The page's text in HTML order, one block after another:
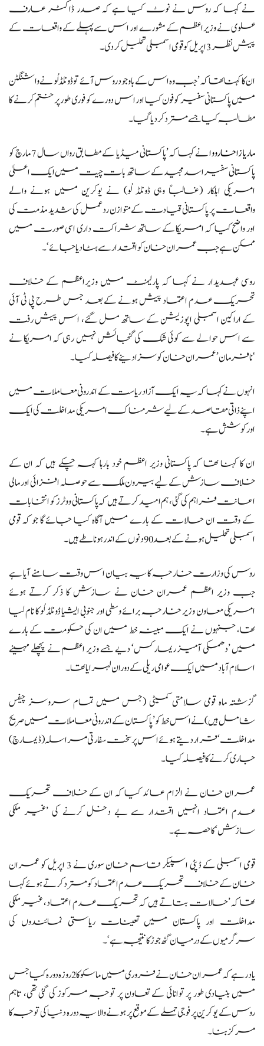
نے کہا کہ روس نے نوٹ کیا ہے کہ صدر ڈاکٹر عارف
علوی نے وزیر اعظم کے مشورے اور اس سے پہلے کے واقعات کے
پیش نظر 3 اپریل کو قومی اسمبلی تحلیل کر دی۔
ان کا کہنا تھا کہ ’جب وہ اس کے باوجود روس آئے تو ڈونلڈ لُو نے واشنگٹن
میں پاکستانی سفیر کو فون کیا اور اس دورے کو فوری طور پر ختم کرنے کا
مطالبہ کیا جسے مسترد کر دیا گیا۔
ماریا زاخارووا
نے کہا کہ ’پاکستانی میڈیا کے مطابق رواں سال 7 مارچ کو
پاکستانی سفیر اسد مجید کے ساتھ بات چیت میں ایک اعلیٰ
امریکی اہلکار (غالباً وہی ڈونلڈ لُو) نے یوکرین میں ہونے والے
واقعات پر پاکستانی قیادت کے متوازن ردعمل کی شدید مذمت کی
اور واضح کیا کہ امریکا کے ساتھ شراکت داری اسی صورت میں
ممکن ہے جب عمران خان کو اقتدار سے ہٹا دیا جائے‘۔
روسی عہدیدار نے کہا کہ پارلیمنٹ میں وزیراعظم کے خلاف
تحریک عدم اعتماد پیش ہونے کے بعد جس طرح پی ٹی آئی
کے اراکین اسمبلی اپوزیشن کے ساتھ مل گئے، اس پیش رفت
سے اس حوالے سے کوئی شک کی گنجائش نہیں رہی کہ امریکا نے
‘نافرمان’ عمران خان کو سزا دینے کا فیصلہ کیا۔
انہوں نے کہا کہ یہ ایک آزاد ریاست کے اندرونی معاملات میں
اپنے ذاتی مقاصد کے لیے شرمناک امریکی مداخلت کی ایک
اور کوشش ہے۔
ان کا کہنا تھا کہ پاکستانی وزیر اعظم خود بارہا کہہ چکے ہیں کہ ان کے
خلاف سازش کے لیے بیرون ملک سے حوصلہ افزائی اور مالی
اعانت فراہم کی گئی، ہم امید کرتے ہیں کہ پاکستانی ووٹرز کو انتخابات
کے وقت ان حالات کے بارے میں آگاہ کیا جائے گا جو کہ قومی
اسمبلی تحلیل ہونے کے بعد 90 دنوں کے اندر ہونا طے ہیں۔
روس کی وزارت خارجہ کا یہ بیان اس وقت سامنے آیا ہے
جب وزیر اعظم عمران خان نے سازش کا ذکر کرتے ہوئے
امریکی معاون وزیر خارجہ برائے وسطی اور جنوبی ایشیا ڈونلڈ لُو کا نام لیا
تھا، جنہوں نے ایک مبینہ خط میں ان کی حکومت کے بارے
میں ’دھمکی آمیز ریمارکس‘ دیے جسے وزیر اعظم نے پچھلے مہینے
اسلام آباد میں ایک عوامی ریلی کے دوران لہرایا تھا۔
گزشتہ ماہ قومی سلامتی کمیٹی (جس میں تمام سروسز چیفس
شامل ہیں) نے اس خط کو ’پاکستان کے اندرونی معاملات میں صریح
مداخلت‘ قرار دیتے ہوئے اس پر سخت سفارتی مراسلہ (ڈیمارچ)
جاری کرنے کا فیصلہ کیا۔
عمران خان نے الزام عائد کیا کہ ان کے خلاف تحریک
عدم اعتماد انہیں اقتدار سے بے دخل کرنے کی ’غیر ملکی
سازش‘ کا حصہ ہے۔
قومی اسمبلی کے ڈپٹی اسپیکر قاسم خان سوری نے 3 اپریل کو عمران
خان کے خلاف تحریک عدم اعتماد کو مسترد کرتے ہوئے کہا
تھا کہ ’حالات بتاتے ہیں کہ تحریک عدم اعتماد، غیر ملکی
مداخلت اور پاکستان میں تعینات ریاستی نمائندوں کی
سرگرمیوں کے درمیان گٹھ جوڑ کا نتیجہ ہے‘۔
یاد رہے کہ عمران خان نے فروری میں ماسکو کا 2 روزہ دورہ کیا جس
میں بنیادی طور پر توانائی کے تعاون پر توجہ مرکوز کی گئی تھی، تاہم
روس کے یوکرین پر فوجی حملے کے موقع پر ہونے والا یہ دورہ دنیا کی توجہ کا
مرکز بنا۔